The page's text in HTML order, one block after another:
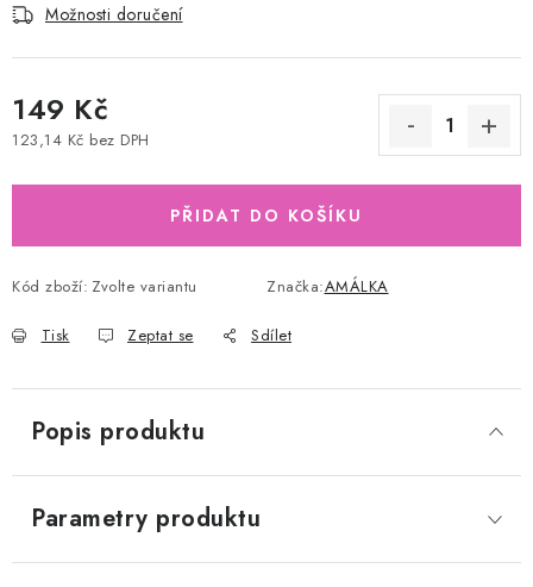
Možnosti doručení
149 Kč
123,14 Kč bez DPH
PŘIDAT DO KOŠÍKU
Kód zboží: Zvolte variantu Značka:AMÁLKA
Tisk Zeptat se Sdílet
Popis produktu
Parametry produktu